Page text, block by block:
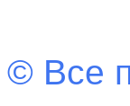
© Все